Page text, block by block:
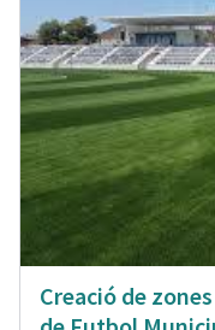
Creació de